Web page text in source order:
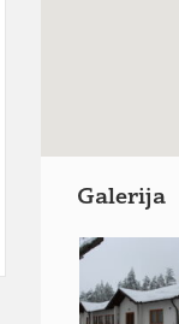
Galerija